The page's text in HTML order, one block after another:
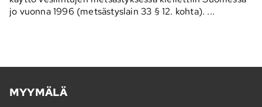
jo vuonna 1996 (metsästyslain 33 § 12. kohta). ...
MYYMÄLÄ